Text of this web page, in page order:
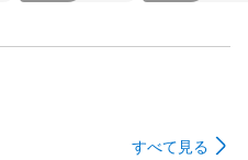
すべて見る